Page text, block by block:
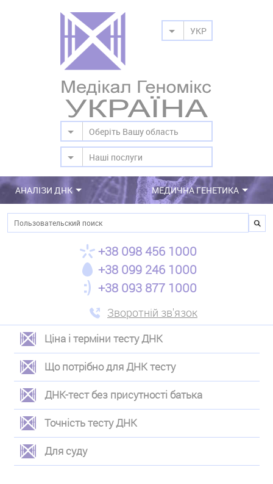
УКР
Оберіть Вашу область
Наші послуги
АНАЛІЗИ ДНК МЕДИЧНА ГЕНЕТИКА
Пошук
+38 098 456 1000
+38 099 246 1000
+38 093 877 1000
Зворотній зв'язок
ЛЕВОЕ
МЕНЮ
Ціна і терміни тесту ДНК
Що потрібно для ДНК тесту
ДНК-тест без присутності батька
Точність тесту ДНК
Для суду